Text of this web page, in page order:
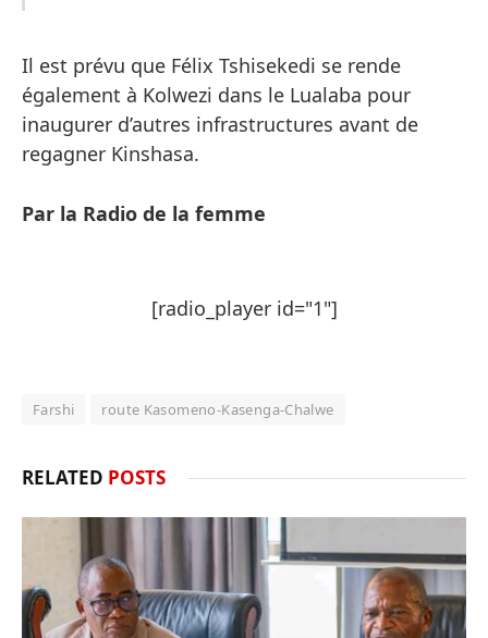
Il est prévu que Félix Tshisekedi se rende
également à Kolwezi dans le Lualaba pour
inaugurer d’autres infrastructures avant de
regagner Kinshasa.
Par la Radio de la femme
[radio_player id="1"]
Farshi route Kasomeno-Kasenga-Chalwe
RELATED POSTS